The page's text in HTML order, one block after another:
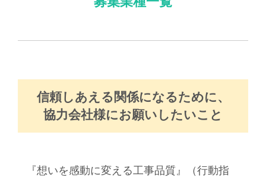
信頼しあえる関係になるために、
協力会社様にお願いしたいこと
『想いを感動に変える工事品質』（行動指